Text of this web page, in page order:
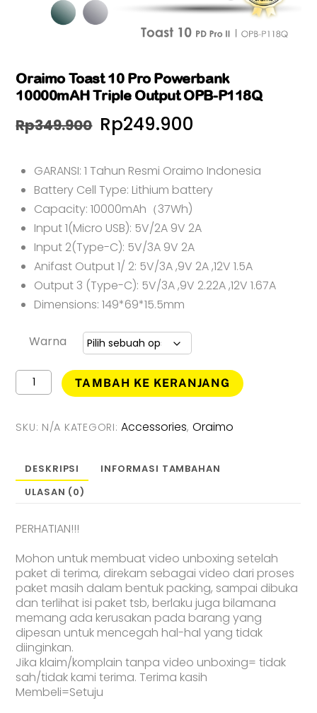
Oraimo Toast 10 Pro Powerbank
10000mAH Triple Output OPB-P118Q
Rp349.900 Harga
adalah:
Rp349.900.
Rp249.900
ini
adalah:
Rp249.900.
GARANSI: 1 Tahun Resmi Oraimo Indonesia
Battery Cell Type: Lithium battery
Capacity: 10000mAh（37Wh)
Input 1(Micro USB): 5V/2A 9V 2A
Input 2(Type-C): 5V/3A 9V 2A
Anifast Output 1/ 2: 5V/3A ,9V 2A ,12V 1.5A
Output 3 (Type-C): 5V/3A ,9V 2.22A ,12V 1.67A
Dimensions: 149*69*15.5mm
Warna
Kuantitas
Oraimo
10
Pro
10000mAH
Triple
Output
P118Q
TAMBAH KE KERANJANG
SKU: N/A KATEGORI:Accessories, Oraimo
DESKRIPSI
INFORMASI TAMBAHAN
ULASAN (0)
PERHATIAN!!!
Mohon untuk membuat video unboxing setelah
paket di terima, direkam sebagai video dari proses
paket masih dalam bentuk packing, sampai dibuka
dan terlihat isi paket tsb, berlaku juga bilamana
memang ada kerusakan pada barang yang
dipesan untuk mencegah hal-hal yang tidak
diinginkan.
Jika klaim/komplain tanpa video unboxing= tidak
sah/tidak kami terima. Terima kasih
Membeli=Setuju